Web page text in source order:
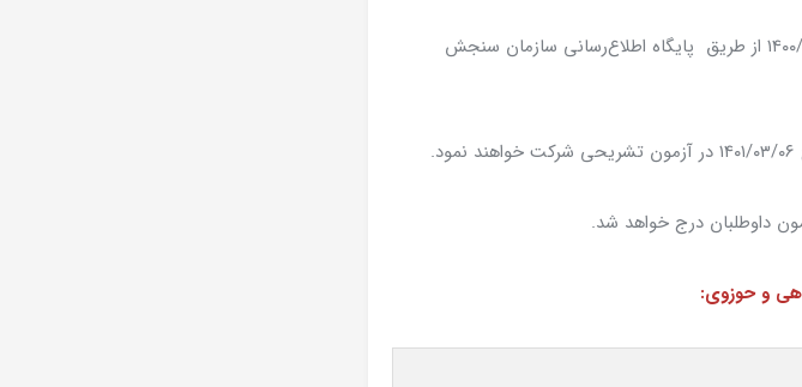
۳- کارت ورود به جلسه آزمون از روز چهارشنبه مورخ ۱۴۰۰/۱۲/۱۱ از طریق پایگاه اطلاع‌رسانی سازمان سنجش
و حوزوی: